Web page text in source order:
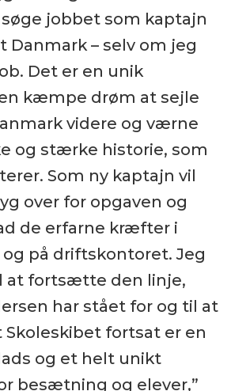
jobbet som kaptajn
Danmark – selv om jeg
Det er en unik
kæmpe drøm at sejle
videre og værne
og stærke historie, som
Som ny kaptajn vil
over for opgaven og
de erfarne kræfter i
på driftskontoret. Jeg
at fortsætte den linje,
har stået for og til at
fortsat er en
og et helt unikt
besætning og elever,”